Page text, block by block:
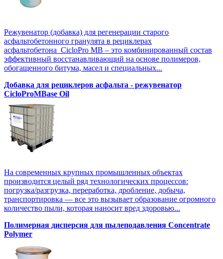
Режувенатор (добавка) для регенерации старого
асфальтобетонного гранулята в рециклерах
асфальтобетона CicloPro MB – это комбинированный состав
эффективный восстанавливающий на основе полимеров,
обогащенного битума, масел и специальных...
Добавка для рециклеров асфальта - режувенатор
CicloProMBase Oil
На современных крупных промышленных объектах
производится целый ряд технологических процессов:
погрузка/разгрузка, переработка, дробление, добыча,
транспортировка — все это вызывает образование огромного
количество пыли, которая наносит вред здоровью...
Полимерная дисперсия для пылеподавления Concentrate
Polymer